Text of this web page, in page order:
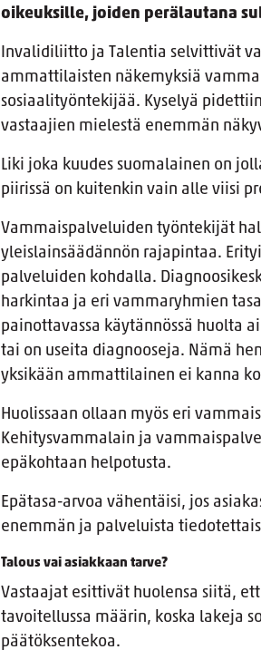
oikeuksille, joiden perälautana
Invalidiliitto ja Talentia selvittivät
ammattilaisten näkemyksiä
sosiaalityöntekijää. Kyselyä
vastaajien mielestä enemmän
Liki joka kuudes suomalainen on
piirissä on kuitenkin vain alle viisi
Vammaispalveluiden työntekijät
yleislainsäädännön rajapintaa.
palveluiden kohdalla.
harkintaa ja eri vammaryhmien
painottavassa käytännössä huolta
tai on useita diagnooseja. Nämä
yksikään ammattilainen ei kanna
Huolissaan ollaan myös eri
Kehitysvammalain ja
epäkohtaan helpotusta.
Epätasa-arvoa vähentäisi, jos
enemmän ja palveluista
Talous vai asiakkaan tarve?
Vastaajat esittivät huolensa siitä,
tavoitellussa määrin, koska lakeja
päätöksentekoa.